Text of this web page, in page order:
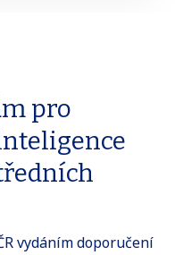
a
věd (ZŠ)
SOV)
pro
vydáním doporučení